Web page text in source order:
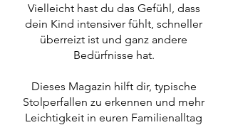
Vielleicht hast du das Gefühl, dass
dein Kind intensiver fühlt, schneller
überreizt ist und ganz andere
Bedürfnisse hat.
Dieses Magazin hilft dir, typische
Stolperfallen zu erkennen und mehr
Leichtigkeit in euren Familienalltag